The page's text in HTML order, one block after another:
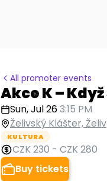
All promoter events
Akce K –
Sun, Jul 263:15 PM
Želivský Klášter, Želiv
KULTURA
CZK 230 - CZK 280
Buy tickets